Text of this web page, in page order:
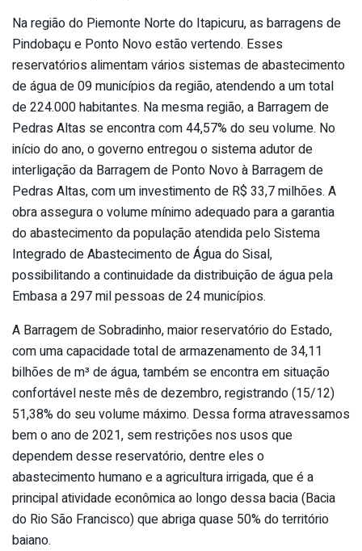
Na região do Piemonte Norte do Itapicuru, as barragens de
Pindobaçu e Ponto Novo estão vertendo. Esses
reservatórios alimentam vários sistemas de abastecimento
de água de 09 municípios da região, atendendo a um total
de 224.000 habitantes. Na mesma região, a Barragem de
Pedras Altas se encontra com 44,57% do seu volume. No
início do ano, o governo entregou o sistema adutor de
interligação da Barragem de Ponto Novo à Barragem de
Pedras Altas, com um investimento de R$ 33,7 milhões. A
obra assegura o volume mínimo adequado para a garantia
do abastecimento da população atendida pelo Sistema
Integrado de Abastecimento de Água do Sisal,
possibilitando a continuidade da distribuição de água pela
Embasa a 297 mil pessoas de 24 municípios.
A Barragem de Sobradinho, maior reservatório do Estado,
com uma capacidade total de armazenamento de 34,11
bilhões de m³ de água, também se encontra em situação
confortável neste mês de dezembro, registrando (15/12)
51,38% do seu volume máximo. Dessa forma atravessamos
bem o ano de 2021, sem restrições nos usos que
dependem desse reservatório, dentre eles o
abastecimento humano e a agricultura irrigada, que é a
principal atividade econômica ao longo dessa bacia (Bacia
do Rio São Francisco) que abriga quase 50% do território
baiano.